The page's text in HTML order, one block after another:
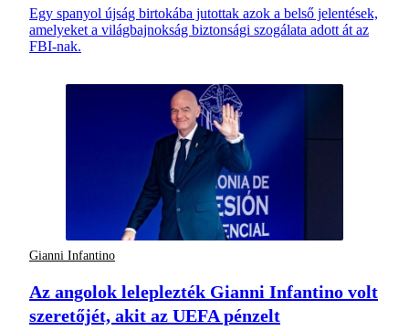
Egy spanyol újság birtokába jutottak azok a belső jelentések,
amelyeket a világbajnokság biztonsági szogálata adott át az
FBI-nak.
Gianni Infantino
Az angolok leleplezték Gianni Infantino volt
szeretőjét, akit az UEFA pénzelt